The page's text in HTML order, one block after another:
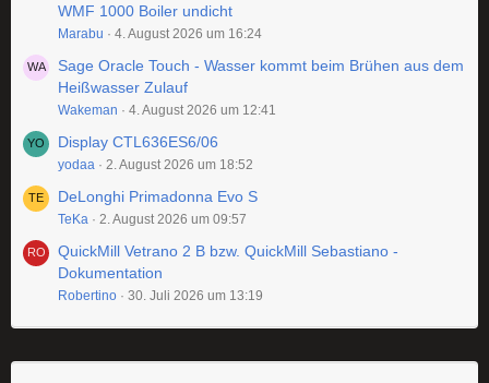
WMF 1000 Boiler undicht
Marabu 4. August 2026 um 16:24
Sage Oracle Touch - Wasser kommt beim Brühen aus dem
Heißwasser Zulauf
Wakeman 4. August 2026 um 12:41
Display CTL636ES6/06
yodaa 2. August 2026 um 18:52
DeLonghi Primadonna Evo S
TeKa 2. August 2026 um 09:57
QuickMill Vetrano 2 B bzw. QuickMill Sebastiano -
Dokumentation
Robertino 30. Juli 2026 um 13:19